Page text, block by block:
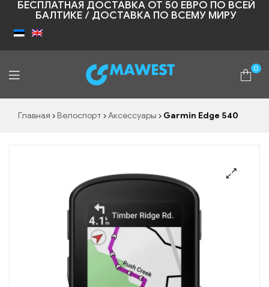
БЕСПЛАТНАЯ ДОСТАВКА ОТ 50 ЕВРО ПО ВСЕЙ
БАЛТИКЕ / ДОСТАВКА ПО ВСЕМУ МИРУ
Shopic
0
Главная Велоспорт Аксессуары Garmin Edge 540